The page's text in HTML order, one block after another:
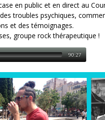
en public et en direct au
troubles psychiques,
et des témoignages.
groupe rock thérapeutique !
90:27